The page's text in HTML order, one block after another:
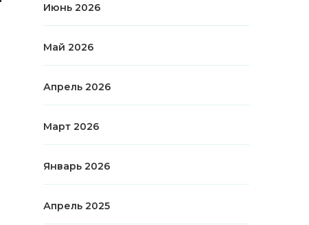
Июнь 2026
Май 2026
Апрель 2026
Март 2026
Январь 2026
Апрель 2025